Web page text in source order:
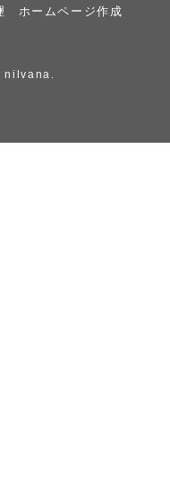
ホームページ作成
nilvana.